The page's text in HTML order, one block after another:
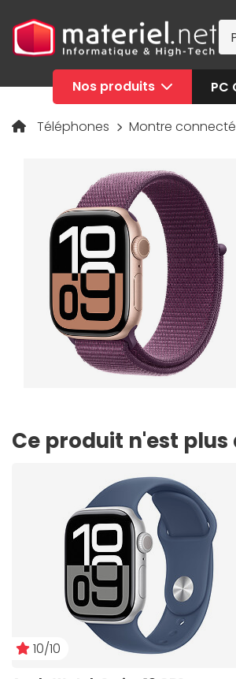
Nos produits PC
Téléphones Montre
Ce produit n'est
10/10